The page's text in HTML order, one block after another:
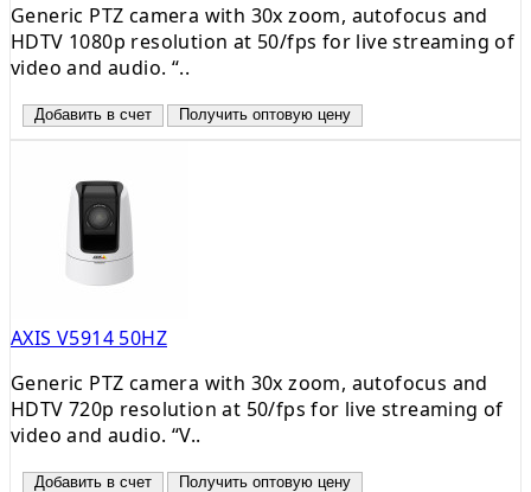
Generic PTZ camera with 30x zoom, autofocus and
HDTV 1080p resolution at 50/fps for live streaming of
video and audio. “..
Добавить в счет Получить оптовую цену
AXIS V5914 50HZ
Generic PTZ camera with 30x zoom, autofocus and
HDTV 720p resolution at 50/fps for live streaming of
video and audio. “V..
Добавить в счет Получить оптовую цену